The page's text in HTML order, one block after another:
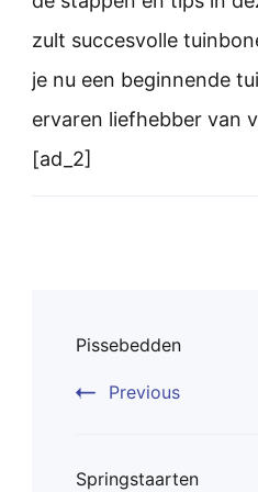
zult succesvolle
je nu een beginnende
ervaren liefhebber van
[ad_2]
Navigation
Pissebedden
Previous
Springstaarten